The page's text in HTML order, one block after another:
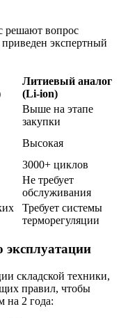
решают вопрос
экспертный
Литиевый аналог
(Li-ion)
Выше на этапе
закупки
Высокая
3000+ циклов
Не требует
обслуживания
Требует системы
терморегуляции
эксплуатации
складской техники,
правил, чтобы
на 2 года: